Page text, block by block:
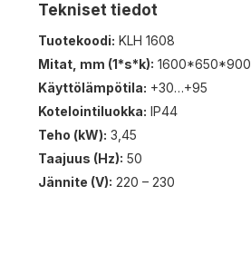
Tekniset tiedot
Tuotekoodi: KLH 1608
Mitat, mm (1*s*k): 1600*650*900
Käyttölämpötila: +30…+95
Kotelointiluokka: IP44
Teho (kW): 3,45
Taajuus (Hz): 50
Jännite (V): 220 – 230